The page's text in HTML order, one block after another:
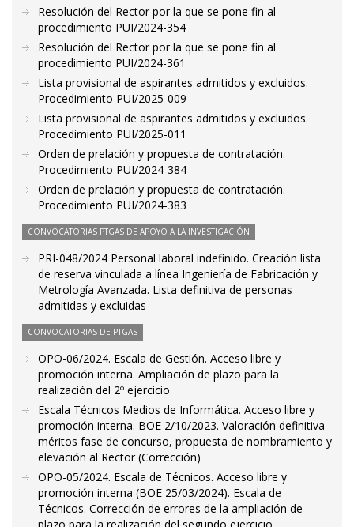
Resolución del Rector por la que se pone fin al
procedimiento PUI/2024-354
Resolución del Rector por la que se pone fin al
procedimiento PUI/2024-361
Lista provisional de aspirantes admitidos y excluidos.
Procedimiento PUI/2025-009
Lista provisional de aspirantes admitidos y excluidos.
Procedimiento PUI/2025-011
Orden de prelación y propuesta de contratación.
Procedimiento PUI/2024-384
Orden de prelación y propuesta de contratación.
Procedimiento PUI/2024-383
CONVOCATORIAS PTGAS DE APOYO A LA INVESTIGACIÓN
PRI-048/2024 Personal laboral indefinido. Creación lista
de reserva vinculada a línea Ingeniería de Fabricación y
Metrología Avanzada. Lista definitiva de personas
admitidas y excluidas
CONVOCATORIAS DE PTGAS
OPO-06/2024. Escala de Gestión. Acceso libre y
promoción interna. Ampliación de plazo para la
realización del 2º ejercicio
Escala Técnicos Medios de Informática. Acceso libre y
promoción interna. BOE 2/10/2023. Valoración definitiva
méritos fase de concurso, propuesta de nombramiento y
elevación al Rector (Corrección)
OPO-05/2024. Escala de Técnicos. Acceso libre y
promoción interna (BOE 25/03/2024). Escala de
Técnicos. Corrección de errores de la ampliación de